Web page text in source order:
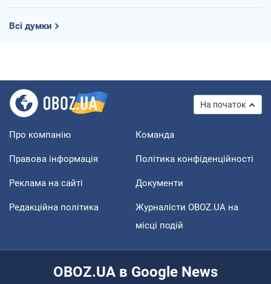
Всі думки
На початок
Про компанію Команда
Правова інформація Політика конфіденційності
Реклама на сайті Документи
Редакційна політика
Журналісти OBOZ.UA на
місці подій
OBOZ.UA в Google News